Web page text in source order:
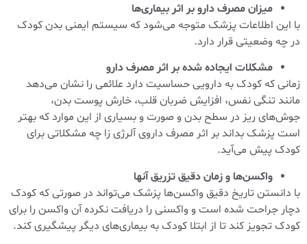
میزان مصرف دارو بر اثر بیماری‌ها
با این اطلاعات پزشک متوجه می‌شود که سیستم ایمنی بدن کودک
در چه وضعیتی قرار دارد.
مشکلات ایجاده شده بر اثر مصرف دارو
زمانی که کودک به دارویی حساسیت دارد علائمی را نشان می‌دهد
مانند تنگی نفس، افزایش ضربان قلب، خارش پوست بدن،
جوش‌های ریز در سطح بدن و صورت و بسیاری از این موارد که بهتر
است پزشک بداند بر اثر مصرف داروی‌ آلرژی زا چه مشکلاتی برای
کودک پیش می‌آید.
واکسن‌ها و زمان دقیق تزریق آنها
با دانستن تاریخ دقیق واکسن‌ها پزشک می‌تواند در صورتی که کودک
دچار جراحت شده است و واکسنی را دریافت نکرده آن واکسن را برای
کودک تجویز کند تا از ابتلا کودک به بیماری‌های دیگر پیشگیری کند.